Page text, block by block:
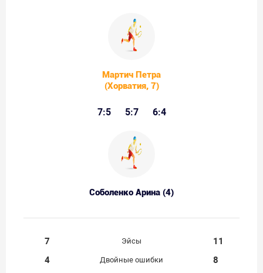
Мартич Петра
(Хорватия, 7)
7:5 5:7 6:4
Соболенко Арина (4)
7 Эйсы
11
4
Двойные ошибки
8